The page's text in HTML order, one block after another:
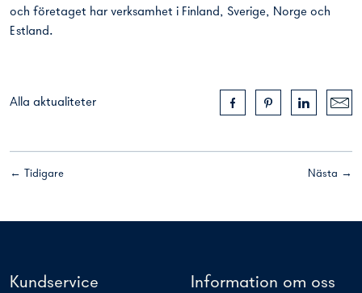
och företaget har verksamhet i Finland, Sverige, Norge och
Estland.
Alla aktualiteter
Nästa →
← Tidigare
Kundservice Information om oss